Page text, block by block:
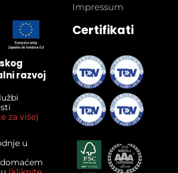
Impressum
razvoj
za više)
u
Certifikati